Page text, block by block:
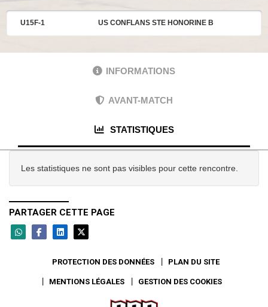
U15F-1 US CONFLANS STE HONORINE B
INFORMATIONS
AVANT-MATCH
STATISTIQUES
Les statistiques ne sont pas visibles pour cette rencontre.
PARTAGER CETTE PAGE
PROTECTION DES DONNÉES PLAN DU SITE
MENTIONS LÉGALES GESTION DES COOKIES